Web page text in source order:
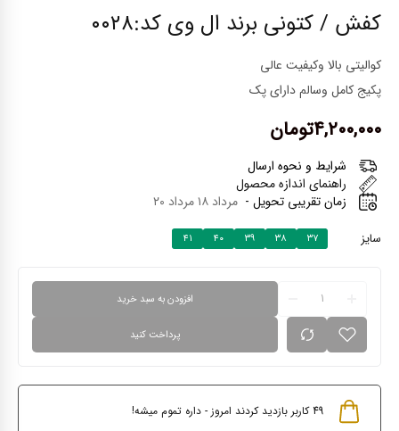
کفش / کتونی برند ال وی کد:۰۰۲۸
کوالیتی بالا و‌کیفیت عالی
پکیج کامل و‌سالم دارای پک
۴,۲۰۰,۰۰۰تومان
شرایط و نحوه ارسال
راهنمای اندازه محصول
زمان تقریبی تحویل - مرداد ۱۸ مرداد ۲۰
سایز ۳۷ ۳۸ ۳۹ ۴۰ ۴۱
افزودن به سبد خرید
پرداخت کنید
49کاربر بازدید کردند امروز - داره تموم میشه!